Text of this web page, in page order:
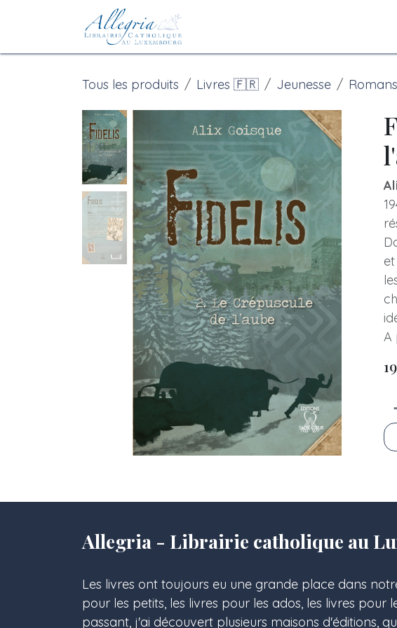
Se rendre au contenu
Tous les produits Livres 🇫🇷 Jeunesse
A
Allegria - Librairie catholique au
Les livres ont toujours eu une grande place dans
pour les petits, les livres pour les ados, les livres pour
passant, j'ai découvert plusieurs maisons d'éditions,